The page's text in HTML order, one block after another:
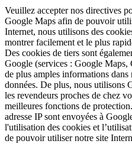
Veuillez accepter nos directives
Google Maps afin de pouvoir
Internet, nous utilisons des
montrer facilement et le plus
Des cookies de tiers sont
Google (services : Google
de plus amples informations
données. De plus, nous utilisons
les revendeurs proches de chez
meilleures fonctions de
adresse IP sont envoyées à
l'utilisation des cookies et
de pouvoir utiliser notre site